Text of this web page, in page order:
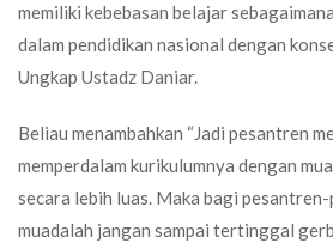
memiliki kebebasan belajar
dalam pendidikan nasional dengan
Ungkap Ustadz Daniar.
Beliau menambahkan “Jadi pesantren
memperdalam kurikulumnya dengan
secara lebih luas. Maka bagi
muadalah jangan sampai tertinggal